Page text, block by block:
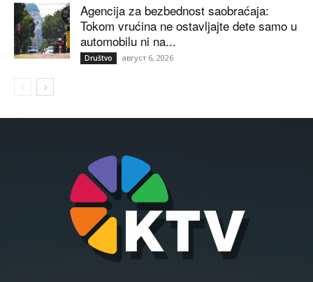
Agencija za bezbednost saobraćaja:
Tokom vrućina ne ostavljajte dete samo u
automobilu ni na...
Društvo август 6, 2026